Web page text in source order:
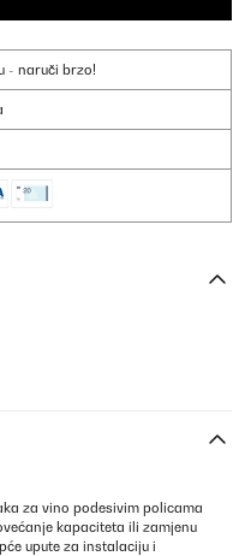
- naruči brzo!
za vino podesivim policama
kapaciteta ili zamjenu
upute za instalaciju i